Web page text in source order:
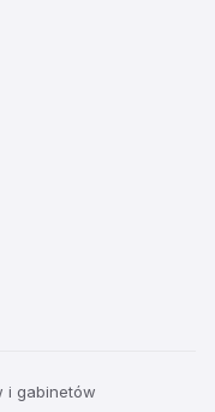
i gabinetów